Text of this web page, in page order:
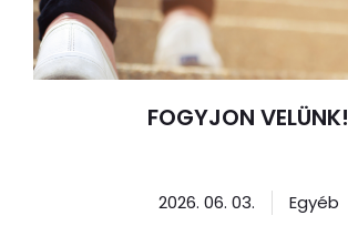
FOGYJON VELÜNK!
2026. 06. 03. Egyéb